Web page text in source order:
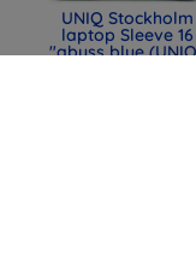
UNIQ Stockholm
laptop Sleeve 16
"abyss blue